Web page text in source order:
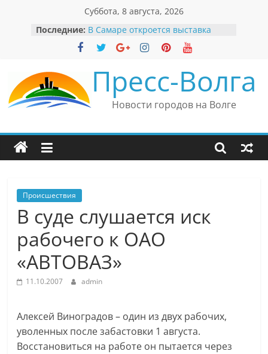
содержимому
Суббота, 8 августа, 2026
Последние: В Самаре откроется выставка
невероятных рекордов и фактов
«Веришь или нет»
Вячеслав Моше Кантор –
президент Европейского
еврейского конгресса
Вячеслав Моше Кантор считает
причиной низкого уровня
Ильдар Узбеков отметил крепкие
Пресс-Волга
Новости городов на Волге
Происшествия
В суде слушается иск
рабочего к ОАО
«АВТОВАЗ»
11.10.2007 admin
Алексей Виноградов – один из двух рабочих,
уволенных после забастовки 1 августа.
Восстановиться на работе он пытается через